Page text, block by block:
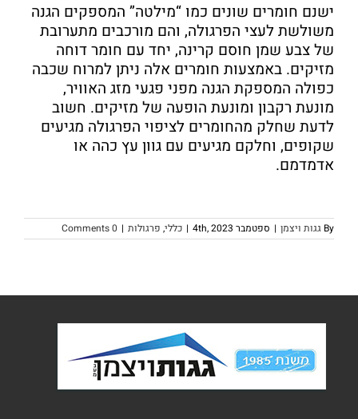
ישנם חומרים שונים כמו “מילטה” המספקים הגנה
משולשת לעצי הפרגולה, והם מורכבים מתערובת
של צבע שמן חוסם קרינה, יחד עם חומר דוחה
מזיקים. באמצעות חומרים אלה ניתן למרוח שכבה
כפולה המספקת הגנה מפני פגעי מזג האוויר,
מונעת רקבון ומונעת הופעה של מזיקים. חשוב
לדעת שחלק מהחומרים לציפוי הפרגולה מגיעים
שקופים, וחלקם מגיעים עם גוון עץ כהה או
אדמדמם.
By גגות ויצמן | ספטמבר 4th, 2023 | כללי, פרגולות |
0 Comments